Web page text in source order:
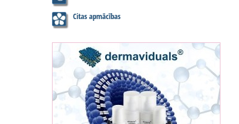
Citas apmācības